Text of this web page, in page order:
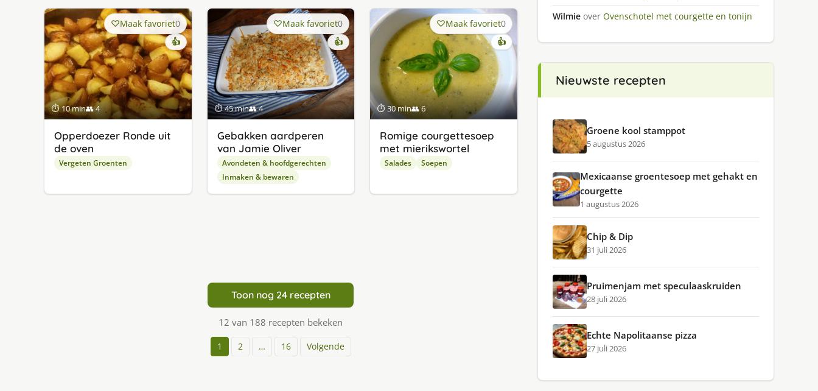
⏱ 10 min👥 4
Maak favoriet0
👍
Opperdoezer Ronde uit
de oven
Vergeten Groenten
⏱ 45 min👥 4
Maak favoriet0
👍
Gebakken aardperen
van Jamie Oliver
Avondeten & hoofdgerechten
Inmaken & bewaren
⏱ 30 min👥 6
Maak favoriet0
👍
Romige courgettesoep
met mierikswortel
Salades Soepen
Toon nog 24 recepten
12 van 188 recepten bekeken
1 2 … 16 Volgende
Wilmie over Ovenschotel met courgette en tonijn
Nieuwste recepten
Groene kool stamppot
5 augustus 2026
Mexicaanse groentesoep met gehakt en
courgette
1 augustus 2026
Chip & Dip
31 juli 2026
Pruimenjam met speculaaskruiden
28 juli 2026
Echte Napolitaanse pizza
27 juli 2026